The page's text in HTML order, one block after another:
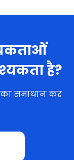
है?
समाधान कर